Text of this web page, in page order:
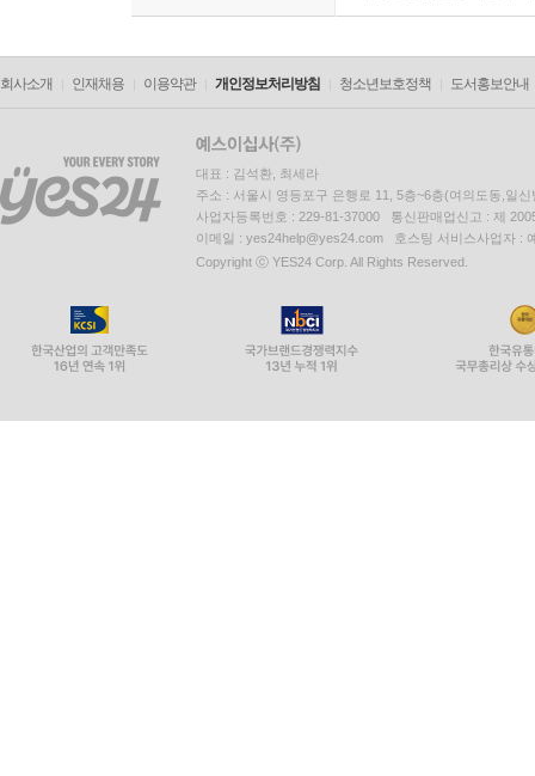
회사소개 인재채용 이용약관 개인정보처리방침 청소년보호정책 도서홍보안내
대표 : 김석환, 최세라
주소 : 서울시 영등포구 은행로 11, 5층~6층(여의도동,일신
사업자등록번호 : 229-81-37000 통신판매업신고 : 제
이메일 : yes24help@yes24.com 호스팅 서비스사업자 :
Copyright ⓒ YES24 Corp. All Rights Reserved.